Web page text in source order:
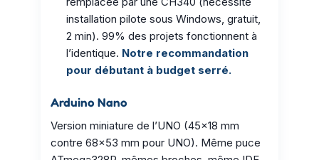
installation pilote sous Windows, gratuit,
2 min). 99% des projets fonctionnent à
l’identique. Notre recommandation
pour débutant à budget serré.
Arduino Nano
Version miniature de l’UNO (45×18 mm
contre 68×53 mm pour UNO). Même puce